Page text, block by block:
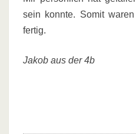
sein konnte. Somit
fertig.
Jakob aus der 4b